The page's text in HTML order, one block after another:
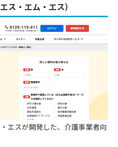
ス・エム・エス）
エスが開発した、介護事業者向